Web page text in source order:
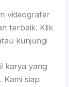
videografer
terbaik. Klik
kunjungi
karya yang
Kami siap